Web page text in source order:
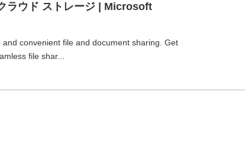
ラウド ストレージ | Microsoft
convenient file and document sharing. Get
file shar...